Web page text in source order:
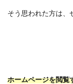
そう思われた方は、
ホームページを閲覧